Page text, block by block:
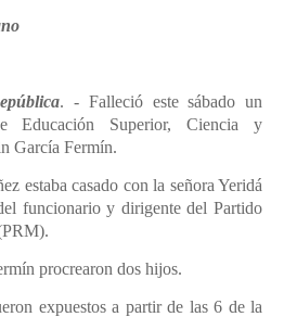
. - Falleció este sábado un
Educación Superior, Ciencia y
García Fermín.
estaba casado con la señora Yeridá
funcionario y dirigente del Partido
procrearon dos hijos.
expuestos a partir de las 6 de la